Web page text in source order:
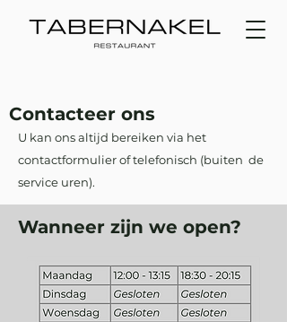
Contacteer ons
U kan ons altijd bereiken via het
contactformulier of telefonisch (buiten de
service uren).
Wanneer zijn we open?